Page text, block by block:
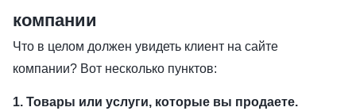
компании
Что в целом должен увидеть клиент на сайте
компании? Вот несколько пунктов:
1. Товары или услуги, которые вы продаете.